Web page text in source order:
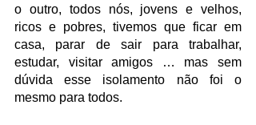
o outro, todos nós, jovens e velhos,
ricos e pobres, tivemos que ficar em
casa, parar de sair para trabalhar,
estudar, visitar amigos … mas sem
dúvida esse isolamento não foi o
mesmo para todos.